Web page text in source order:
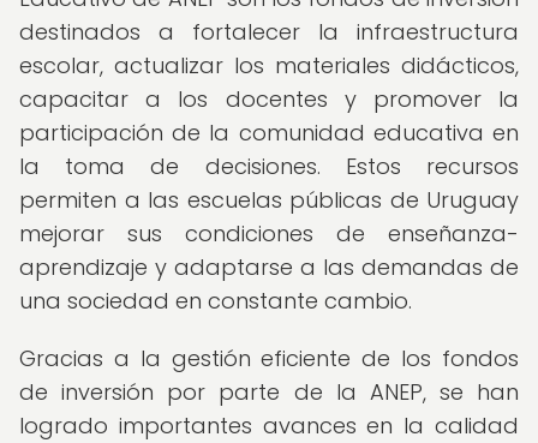
destinados a fortalecer la infraestructura
escolar, actualizar los materiales didácticos,
capacitar a los docentes y promover la
participación de la comunidad educativa en
la toma de decisiones. Estos recursos
permiten a las escuelas públicas de Uruguay
mejorar sus condiciones de enseñanza-
aprendizaje y adaptarse a las demandas de
una sociedad en constante cambio.
Gracias a la gestión eficiente de los fondos
de inversión por parte de la ANEP, se han
logrado importantes avances en la calidad